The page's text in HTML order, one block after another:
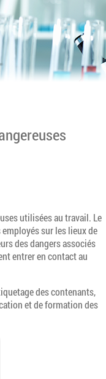
utilisées au travail. Le
sur les lieux de
des dangers associés
entrer en contact au
des contenants,
et de formation des